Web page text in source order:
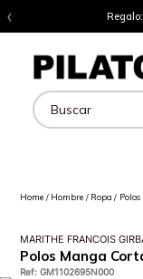
‹
Buscar
Hombre Ropa Polos
MARITHE FRANCOIS
Polos Manga
Ref:GM1102695N000